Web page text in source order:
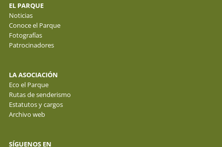
EL PARQUE
Noticias
Conoce el Parque
Fotografías
Patrocinadores
LA ASOCIACIÓN
Eco el Parque
Rutas de senderismo
Estatutos y cargos
Archivo web
SÍGUENOS EN